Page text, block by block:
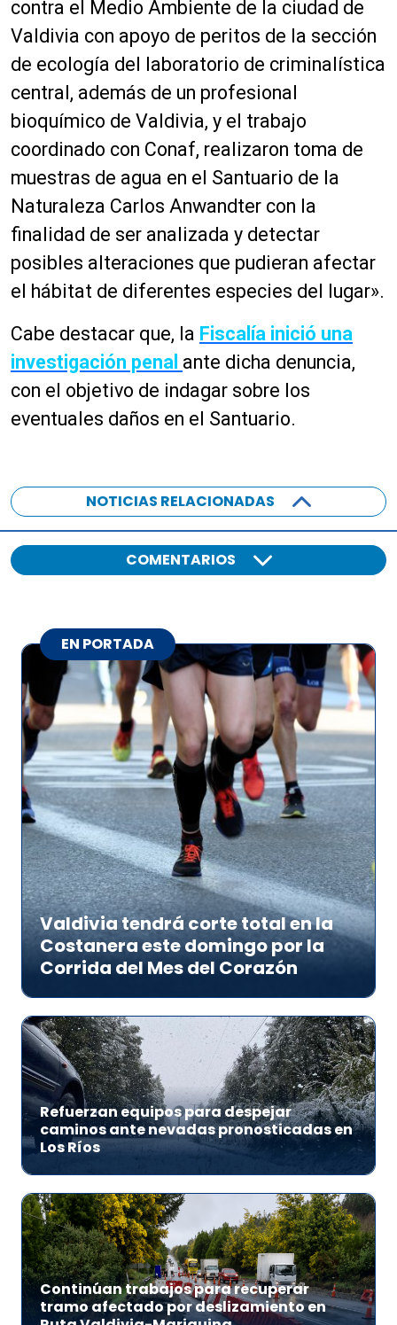
contra el Medio Ambiente de la ciudad de
Valdivia con apoyo de peritos de la sección
de ecología del laboratorio de criminalística
central, además de un profesional
bioquímico de Valdivia, y el trabajo
coordinado con Conaf, realizaron toma de
muestras de agua en el Santuario de la
Naturaleza Carlos Anwandter con la
finalidad de ser analizada y detectar
posibles alteraciones que pudieran afectar
el hábitat de diferentes especies del lugar».
Cabe destacar que, la Fiscalía inició una
investigación penal ante dicha denuncia,
con el objetivo de indagar sobre los
eventuales daños en el Santuario.
NOTICIAS RELACIONADAS
COMENTARIOS
EN PORTADA
Valdivia tendrá corte total en la
Costanera este domingo por la
Corrida del Mes del Corazón
Refuerzan equipos para despejar
caminos ante nevadas pronosticadas en
Los Ríos
Continúan trabajos para recuperar
tramo afectado por deslizamiento en